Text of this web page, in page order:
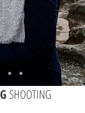
SHOOTING